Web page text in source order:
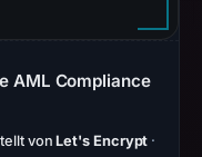
AML Compliance
vonLet's Encrypt ·